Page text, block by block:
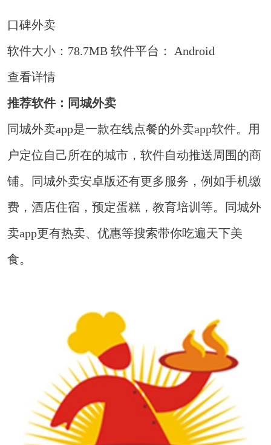
口碑外卖
软件大小：78.7MB 软件平台： Android
查看详情
推荐软件：同城外卖
同城外卖app是一款在线点餐的外卖app软件。用
户定位自己所在的城市，软件自动推送周围的商
铺。同城外卖安卓版还有更多服务，例如手机缴
费，酒店住宿，预定蛋糕，教育培训等。同城外
卖app更有热卖、优惠等搜索带你吃遍天下美
食。